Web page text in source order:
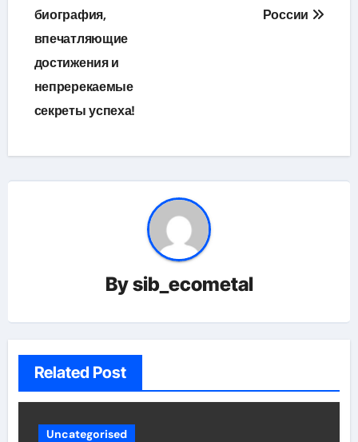
биография,
впечатляющие
достижения и
непререкаемые
секреты успеха!
России
Bysib_ecometal
Related Post
Uncategorised